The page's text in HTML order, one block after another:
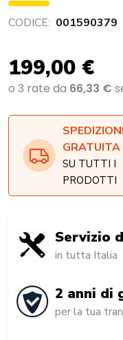
CODICE: 001590379
199,00 €
GRATUITA
SU TUTTI I
PRODOTTI
Servizio
in tutta Italia
2 anni di
per la tua